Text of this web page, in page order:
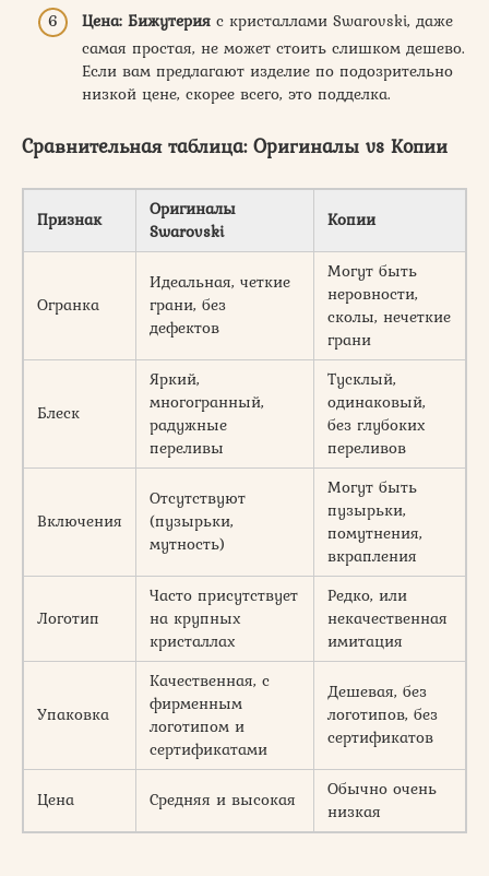
Цена: Бижутерия с кристаллами Swarovski, даже
самая простая, не может стоить слишком дешево.
Если вам предлагают изделие по подозрительно
низкой цене, скорее всего, это подделка.
Сравнительная таблица: Оригиналы vs Копии
Признак
Оригиналы
Swarovski
Копии
Огранка
Идеальная, четкие
грани, без
дефектов
Могут быть
неровности,
сколы, нечеткие
грани
Блеск
Яркий,
многогранный,
радужные
переливы
Тусклый,
одинаковый,
без глубоких
переливов
Включения
Отсутствуют
(пузырьки,
мутность)
Могут быть
пузырьки,
помутнения,
вкрапления
Логотип
Часто присутствует
на крупных
кристаллах
Редко, или
некачественная
имитация
Упаковка
Качественная, с
фирменным
логотипом и
сертификатами
Дешевая, без
логотипов, без
сертификатов
Цена Средняя и высокая
Обычно очень
низкая